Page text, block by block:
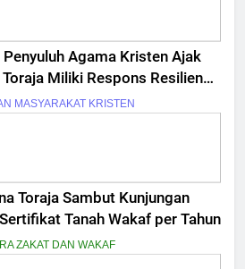
Agama Kristen Ajak
Miliki Respons Resiliensi
MASYARAKAT KRISTEN
Toraja Sambut Kunjungan
Tanah Wakaf per Tahun
ZAKAT DAN WAKAF